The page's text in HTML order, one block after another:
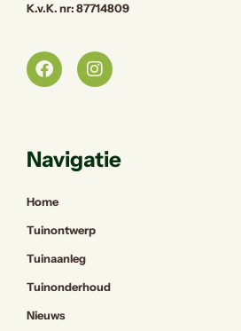
K.v.K. nr: 87714809
Navigatie
Home
Tuinontwerp
Tuinaanleg
Tuinonderhoud
Nieuws